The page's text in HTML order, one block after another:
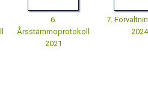
6.
Årsstämmoprotokoll
2021
7.
2024